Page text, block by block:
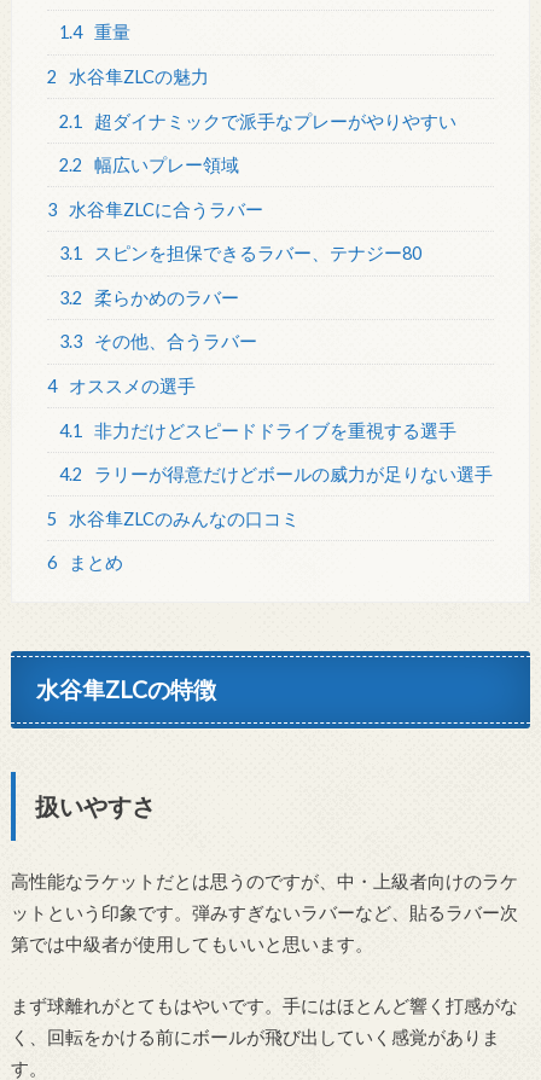
1.4 重量
2 水谷隼ZLCの魅力
2.1 超ダイナミックで派手なプレーがやりやすい
2.2 幅広いプレー領域
3 水谷隼ZLCに合うラバー
3.1 スピンを担保できるラバー、テナジー80
3.2 柔らかめのラバー
3.3 その他、合うラバー
4 オススメの選手
4.1 非力だけどスピードドライブを重視する選手
4.2 ラリーが得意だけどボールの威力が足りない選手
5 水谷隼ZLCのみんなの口コミ
6 まとめ
水谷隼ZLCの特徴
扱いやすさ
高性能なラケットだとは思うのですが、中・上級者向けのラケ
ットという印象です。弾みすぎないラバーなど、貼るラバー次
第では中級者が使用してもいいと思います。
まず球離れがとてもはやいです。手にはほとんど響く打感がな
く、回転をかける前にボールが飛び出していく感覚がありま
す。